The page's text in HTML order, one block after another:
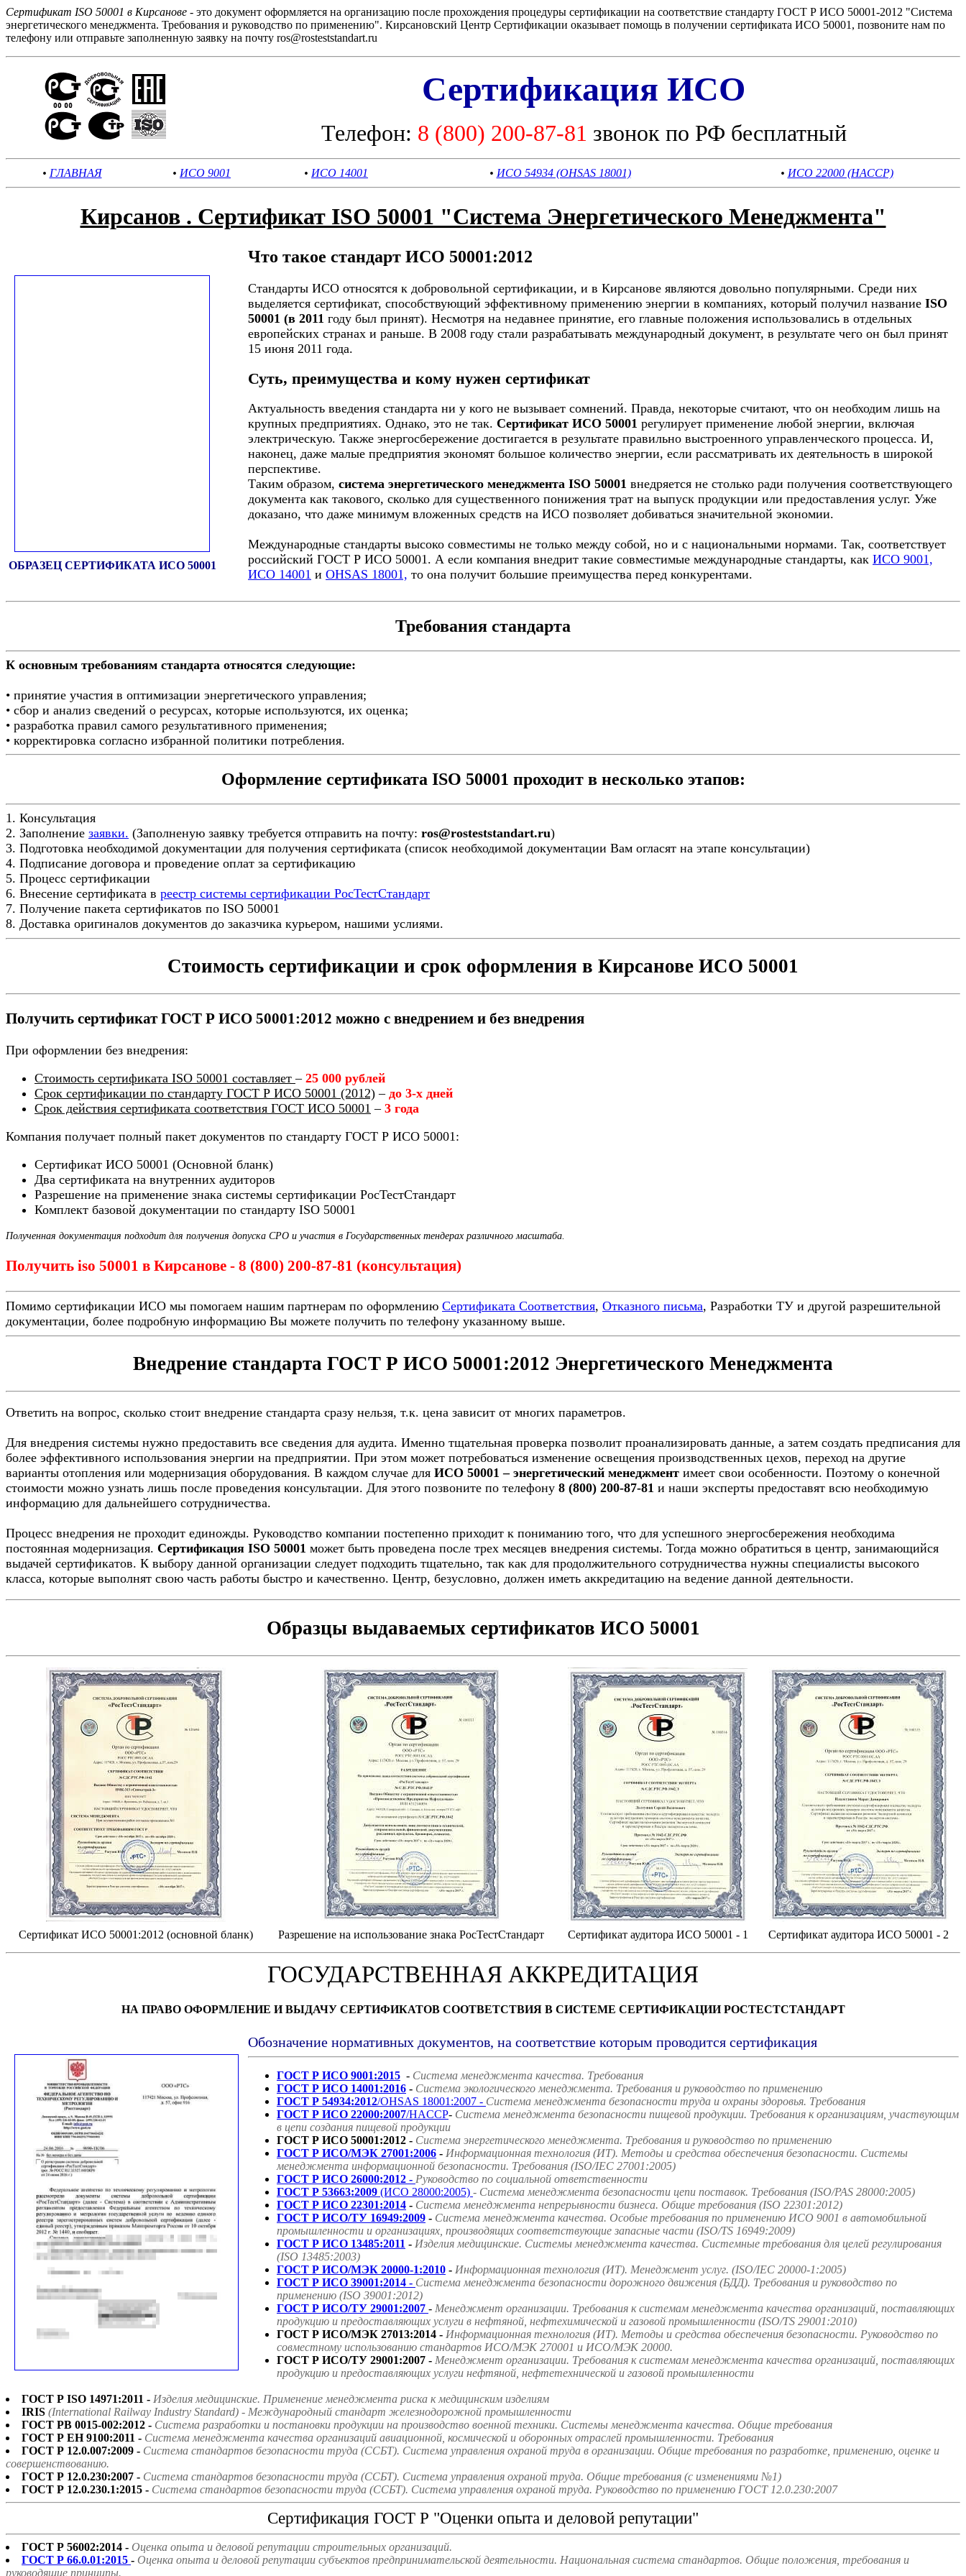
Сертификат ISO 50001 в Кирсанове - это документ оформляется на организацию после прохождения процедуры сертификации на соответствие стандарту ГОСТ Р ИСО 50001-2012 "Система
энергетического менеджмента. Требования и руководство по применению". Кирсановский Центр Сертификации оказывает помощь в получении сертификата ИСО 50001, позвоните нам по
телефону или отправьте заполненную заявку на почту ros@rosteststandart.ru
Сертификация ИСО
Телефон: 8 (800) 200-87-81 звонок по РФ бесплатный
• ГЛАВНАЯ • ИСО 9001 • ИСО 14001 • ИСО 54934 (OHSAS 18001) • ИСО 22000 (HACCP)
Кирсанов . Сертификат ISO 50001 "Система Энергетического Менеджмента"
ОБРАЗЕЦ СЕРТИФИКАТА ИСО 50001
Что такое стандарт ИСО 50001:2012
Стандарты ИСО относятся к добровольной сертификации, и в Кирсанове являются довольно популярными. Среди них
выделяется сертификат, способствующий эффективному применению энергии в компаниях, который получил название ISO
50001 (в 2011 году был принят). Несмотря на недавнее принятие, его главные положения использовались в отдельных
европейских странах и раньше. В 2008 году стали разрабатывать международный документ, в результате чего он был принят
15 июня 2011 года.
Суть, преимущества и кому нужен сертификат
Актуальность введения стандарта ни у кого не вызывает сомнений. Правда, некоторые считают, что он необходим лишь на
крупных предприятиях. Однако, это не так. Сертификат ИСО 50001 регулирует применение любой энергии, включая
электрическую. Также энергосбережение достигается в результате правильно выстроенного управленческого процесса. И,
наконец, даже малые предприятия экономят большое количество энергии, если рассматривать их деятельность в широкой
перспективе.
Таким образом, система энергетического менеджмента ISO 50001 внедряется не столько ради получения соответствующего
документа как такового, сколько для существенного понижения трат на выпуск продукции или предоставления услуг. Уже
доказано, что даже минимум вложенных средств на ИСО позволяет добиваться значительной экономии.
Международные стандарты высоко совместимы не только между собой, но и с национальными нормами. Так, соответствует
российский ГОСТ Р ИСО 50001. А если компания внедрит такие совместимые международные стандарты, как ИСО 9001,
ИСО 14001 и OHSAS 18001, то она получит большие преимущества перед конкурентами.
Требования стандарта
К основным требованиям стандарта относятся следующие:
• принятие участия в оптимизации энергетического управления;
• сбор и анализ сведений о ресурсах, которые используются, их оценка;
• разработка правил самого результативного применения;
• корректировка согласно избранной политики потребления.
Оформление сертификата ISO 50001 проходит в несколько этапов:
1. Консультация
2. Заполнение заявки. (Заполненую заявку требуется отправить на почту: ros@rosteststandart.ru)
3. Подготовка необходимой документации для получения сертификата (список необходимой документации Вам огласят на этапе консультации)
4. Подписание договора и проведение оплат за сертификацию
5. Процесс сертификации
6. Внесение сертификата в реестр системы сертификации РосТестСтандарт
7. Получение пакета сертификатов по ISO 50001
8. Доставка оригиналов документов до заказчика курьером, нашими услиями.
Стоимость сертификации и срок оформления в Кирсанове ИСО 50001
Получить сертификат ГОСТ Р ИСО 50001:2012 можно с внедрением и без внедрения
При оформлении без внедрения:
Стоимость сертификата ISO 50001 составляет– 25 000 рублей
Срок сертификации по стандарту ГОСТ Р ИСО 50001 (2012) – до 3-х дней
Срок действия сертификата соответствия ГОСТ ИСО 50001 – 3 года
Компания получает полный пакет документов по стандарту ГОСТ Р ИСО 50001:
Сертификат ИСО 50001 (Основной бланк)
Два сертификата на внутренних аудиторов
Разрешение на применение знака системы сертификации РосТестСтандарт
Комплект базовой документации по стандарту ISO 50001
Полученная документация подходит для получения допуска СРО и участия в Государственных тендерах различного масштаба.
Получить iso 50001 в Кирсанове - 8 (800) 200-87-81 (консультация)
Помимо сертификации ИСО мы помогаем нашим партнерам по оформлению Сертификата Соответствия, Отказного письма, Разработки ТУ и другой разрешительной
документации, более подробную информацию Вы можете получить по телефону указанному выше.
Внедрение стандарта ГОСТ Р ИСО 50001:2012 Энергетического Менеджмента
Ответить на вопрос, сколько стоит внедрение стандарта сразу нельзя, т.к. цена зависит от многих параметров.
Для внедрения системы нужно предоставить все сведения для аудита. Именно тщательная проверка позволит проанализировать данные, а затем создать предписания для
более эффективного использования энергии на предприятии. При этом может потребоваться изменение освещения производственных цехов, переход на другие
варианты отопления или модернизация оборудования. В каждом случае для ИСО 50001 – энергетический менеджмент имеет свои особенности. Поэтому о конечной
стоимости можно узнать лишь после проведения консультации. Для этого позвоните по телефону 8 (800) 200-87-81 и наши эксперты предоставят всю необходимую
информацию для дальнейшего сотрудничества.
Процесс внедрения не проходит единожды. Руководство компании постепенно приходит к пониманию того, что для успешного энергосбережения необходима
постоянная модернизация. Сертификация ISO 50001 может быть проведена после трех месяцев внедрения системы. Тогда можно обратиться в центр, занимающийся
выдачей сертификатов. К выбору данной организации следует подходить тщательно, так как для продолжительного сотрудничества нужны специалисты высокого
класса, которые выполнят свою часть работы быстро и качественно. Центр, безусловно, должен иметь аккредитацию на ведение данной деятельности.
Образцы выдаваемых сертификатов ИСО 50001
Сертификат ИСО 50001:2012 (основной бланк) Разрешение на использование знака РосТестСтандарт Сертификат аудитора ИСО 50001 - 1 Сертификат аудитора ИСО 50001 - 2
ГОСУДАРСТВЕННАЯ АККРЕДИТАЦИЯ
НА ПРАВО ОФОРМЛЕНИЕ И ВЫДАЧУ СЕРТИФИКАТОВ СООТВЕТСТВИЯ В СИСТЕМЕ СЕРТИФИКАЦИИ РОСТЕСТСТАНДАРТ
Обозначение нормативных документов, на соответствие которым проводится сертификация
ГОСТ Р ИСО 9001:2015 - Система менеджмента качества. Требования
ГОСТ Р ИСО 14001:2016 - Система экологического менеджмента. Требования и руководство по применению
ГОСТ Р 54934:2012/OHSAS 18001:2007 - Система менеджмента безопасности труда и охраны здоровья. Требования
ГОСТ Р ИСО 22000:2007/HACCP- Система менеджмента безопасности пищевой продукции. Требования к организациям, участвующим
в цепи создания пищевой продукции
ГОСТ Р ИСО 50001:2012 - Система энергетического менеджмента. Требования и руководство по применению
ГОСТ Р ИСО/МЭК 27001:2006 - Информационная технология (ИТ). Методы и средства обеспечения безопасности. Системы
менеджмента информационной безопасности. Требования (ISO/IEC 27001:2005)
ГОСТ Р ИСО 26000:2012 - Руководство по социальной ответственности
ГОСТ Р 53663:2009 (ИСО 28000:2005) - Система менеджмента безопасности цепи поставок. Требования (ISO/PAS 28000:2005)
ГОСТ Р ИСО 22301:2014 - Система менеджмента непрерывности бизнеса. Общие требования (ISO 22301:2012)
ГОСТ Р ИСО/ТУ 16949:2009 - Система менеджмента качества. Особые требования по применению ИСО 9001 в автомобильной
промышленности и организациях, производящих соответствующие запасные части (ISO/TS 16949:2009)
ГОСТ Р ИСО 13485:2011 - Изделия медицинские. Системы менеджмента качества. Системные требования для целей регулирования
(ISO 13485:2003)
ГОСТ Р ИСО/МЭК 20000-1:2010 - Информационная технология (ИТ). Менеджмент услуг. (ISO/IEC 20000-1:2005)
ГОСТ Р ИСО 39001:2014 - Система менеджмента безопасности дорожного движения (БДД). Требования и руководство по
применению (ISO 39001:2012)
ГОСТ Р ИСО/ТУ 29001:2007 - Менеджмент организации. Требования к системам менеджмента качества организаций, поставляющих
продукцию и предоставляющих услуги в нефтяной, нефтехимической и газовой промышленности (ISO/TS 29001:2010)
ГОСТ Р ИСО/МЭК 27013:2014 - Информационная технология (ИТ). Методы и средства обеспечения безопасности. Руководство по
совместному использованию стандартов ИСО/МЭК 270001 и ИСО/МЭК 20000.
ГОСТ Р ИСО/ТУ 29001:2007 - Менеджмент организации. Требования к системам менеджмента качества организаций, поставляющих
продукцию и предоставляющих услуги нефтяной, нефтетехнической и газовой промышленности
ГОСТ Р ISO 14971:2011 - Изделия медицинские. Применение менеджмента риска к медицинским изделиям
IRIS (International Railway Industry Standard) - Международный стандарт железнодорожной промышленности
ГОСТ РВ 0015-002:2012 - Система разработки и постановки продукции на производство военной техники. Системы менеджмента качества. Общие требования
ГОСТ Р ЕН 9100:2011 - Система менеджмента качества организаций авиационной, космической и оборонных отраслей промышленности. Требования
ГОСТ Р 12.0.007:2009 - Система стандартов безопасности труда (ССБТ). Система управления охраной труда в организации. Общие требования по разработке, применению, оценке и
совершенствованию.
ГОСТ Р 12.0.230:2007 - Система стандартов безопасности труда (ССБТ). Система управления охраной труда. Общие требования (с изменениями №1)
ГОСТ Р 12.0.230.1:2015 - Система стандартов безопасности труда (ССБТ). Система управления охраной труда. Руководство по применению ГОСТ 12.0.230:2007
Сертификация ГОСТ Р "Оценки опыта и деловой репутации"
ГОСТ Р 56002:2014 - Оценка опыта и деловой репутации строительных организаций.
ГОСТ Р 66.0.01:2015 - Оценка опыта и деловой репутации субъектов предпринимательской деятельности. Национальная система стандартов. Общие положения, требования и
руководящие принципы.